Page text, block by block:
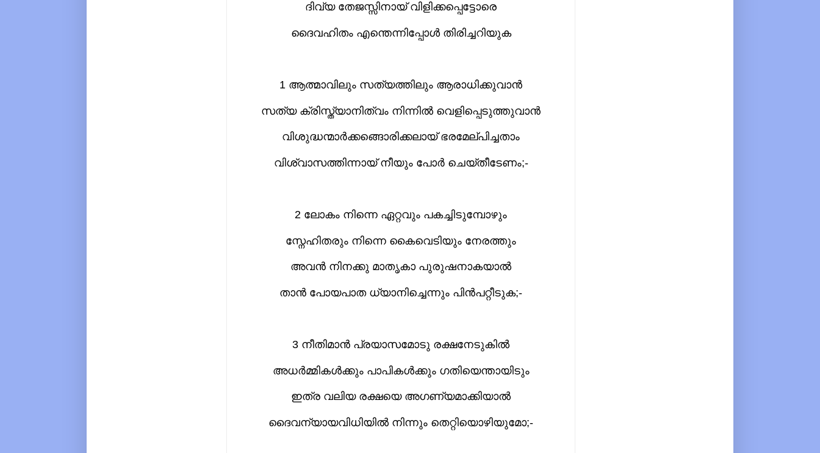
ദിവ്യ തേജസ്സിനായ് വിളിക്കപ്പെട്ടോരെ
ദൈവഹിതം എന്തെന്നിപ്പോൾ തിരിച്ചറിയുക
1 ആത്മാവിലും സത്യത്തിലും ആരാധിക്കുവാൻ
സത്യ ക്രിസ്ത്യാനിത്വം നിന്നിൽ വെളിപ്പെടുത്തുവാൻ
വിശുദ്ധന്മാർക്കങ്ങൊരിക്കലായ് ഭരമേല്പിച്ചതാം
വിശ്വാസത്തിന്നായ് നീയും പോർ ചെയ്തീടേണം;-
2 ലോകം നിന്നെ ഏറ്റവും പകച്ചിടുമ്പോഴും
സ്നേഹിതരും നിന്നെ കൈവെടിയും നേരത്തും
അവൻ നിനക്കു മാതൃകാ പുരുഷനാകയാൽ
താൻ പോയപാത ധ്യാനിച്ചെന്നും പിൻപറ്റീടുക;-
3 നീതിമാൻ പ്രയാസമോടു രക്ഷനേടുകിൽ
അധർമ്മികൾക്കും പാപികൾക്കും ഗതിയെന്തായിടും
ഇത്ര വലിയ രക്ഷയെ അഗണ്യമാക്കിയാൽ
ദൈവന്യായവിധിയിൽ നിന്നും തെറ്റിയൊഴിയുമോ;-